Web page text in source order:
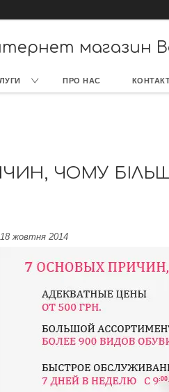
магазин
ПРО НАС
ЧОМУ
18 жовтня 2014